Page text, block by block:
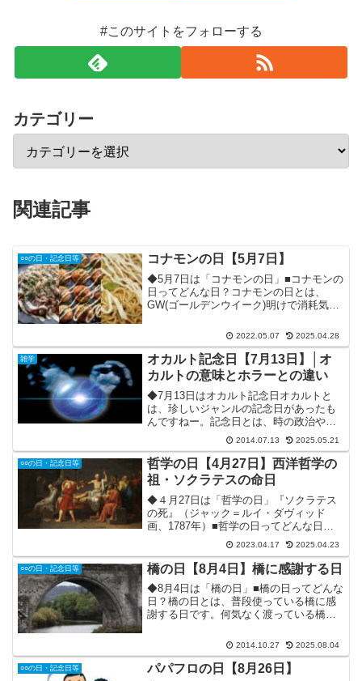
#このサイトをフォローする
カテゴリー
関連記事
○○の日・記念日等 コナモンの日【5月7日】
◆5月7日は「コナモンの日」■コナモンの
日ってどんな日？コナモンの日とは、
GW(ゴールデンウイーク)明けで消耗気味
の料理のこと)を食べて元気になってもら
わゆる「お好み...
2022.05.07 2025.04.28
雑学
オカルト記念日【7月13日】│オ
カルトの意味とホラーとの違い
◆7月13日はオカルト記念日オカルトと
は、珍しいジャンルの記念日があったも
んですねー。記念日とは、時の政治や地
域の風習・文化が一般化して記念日とな
ることが多いのですが・・・。まあ、オ
カルトも娯楽文化の一つ。こういった記
念日があっても、まあい...
2014.07.13 2025.05.21
○○の日・記念日等
哲学の日【4月27日】西洋哲学の
祖・ソクラテスの命日
◆４月27日は「哲学の日」『ソクラテス
の死』（ジャック＝ルイ・ダヴィッド
画、1787年）■哲学の日ってどんな日？
哲学の日とは、ソクラテスの命日に因ん
だ記念日です。(紀元前399年4月27日に、
刑罰によって服毒死した。)ソクラテスと
は、紀元前...
2023.04.17 2025.04.23
○○の日・記念日等 橋の日【8月4日】橋に感謝する日
◆8月4日は「橋の日」■橋の日ってどんな
日？橋の日とは、普段使っている橋に感
謝する日です。何気なく渡っている橋と
河川と、そこに架かる橋を通して、ふる
さとを愛する心と河川の浄化を図る狙い
があります。■提唱・...
2014.10.27 2025.08.04
○○の日・記念日等 パパフロの日【8月26日】